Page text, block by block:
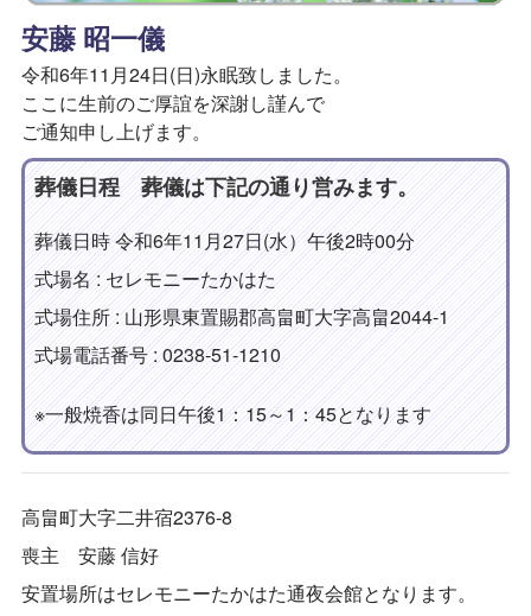
安藤 昭一儀
令和6年11月24日(日)永眠致しました。
ここに生前のご厚誼を深謝し謹んで
ご通知申し上げます。
葬儀日程 葬儀は下記の通り営みます。
葬儀日時 令和6年11月27日(水）午後2時00分
式場名 : セレモニーたかはた
式場住所 : 山形県東置賜郡高畠町大字高畠2044-1
式場電話番号 : 0238-51-1210
※一般焼香は同日午後1：15～1：45となります
高畠町大字二井宿2376-8
喪主 安藤 信好
安置場所はセレモニーたかはた通夜会館となります。